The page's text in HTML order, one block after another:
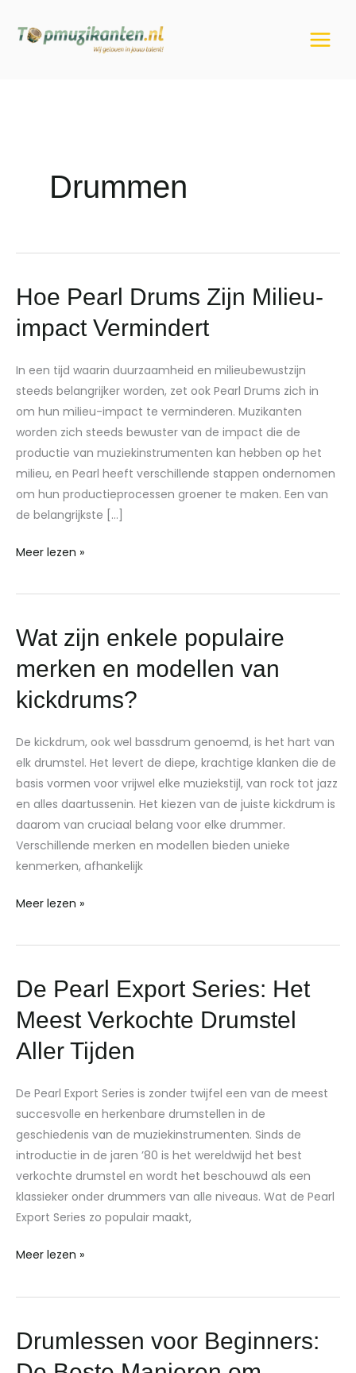
naar
Drummen
Hoe Pearl Drums Zijn Milieu-
impact Vermindert
In een tijd waarin duurzaamheid en milieubewustzijn
steeds belangrijker worden, zet ook Pearl Drums zich in
om hun milieu-impact te verminderen. Muzikanten
worden zich steeds bewuster van de impact die de
productie van muziekinstrumenten kan hebben op het
milieu, en Pearl heeft verschillende stappen ondernomen
om hun productieprocessen groener te maken. Een van
de belangrijkste […]
Hoe
Drums
Milieu-
impact
Vermindert
Meer lezen »
Wat zijn enkele populaire
merken en modellen van
kickdrums?
De kickdrum, ook wel bassdrum genoemd, is het hart van
elk drumstel. Het levert de diepe, krachtige klanken die de
basis vormen voor vrijwel elke muziekstijl, van rock tot jazz
en alles daartussenin. Het kiezen van de juiste kickdrum is
daarom van cruciaal belang voor elke drummer.
Verschillende merken en modellen bieden unieke
kenmerken, afhankelijk
Wat
enkele
populaire
en
modellen
van
kickdrums?
Meer lezen »
De Pearl Export Series: Het
Meest Verkochte Drumstel
Aller Tijden
De Pearl Export Series is zonder twijfel een van de meest
succesvolle en herkenbare drumstellen in de
geschiedenis van de muziekinstrumenten. Sinds de
introductie in de jaren ’80 is het wereldwijd het best
verkochte drumstel en wordt het beschouwd als een
klassieker onder drummers van alle niveaus. Wat de Pearl
Export Series zo populair maakt,
De
Export
Series:
Meest
Verkochte
Drumstel
Aller
Tijden
Meer lezen »
Drumlessen voor Beginners:
Drumlessen